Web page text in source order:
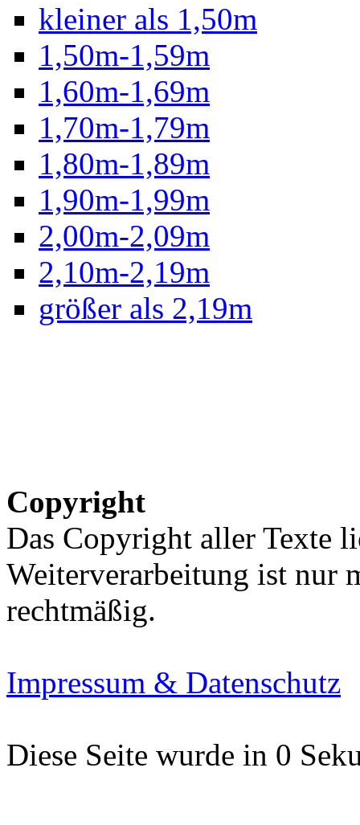
kleiner als 1,50m
1,50m-1,59m
1,60m-1,69m
1,70m-1,79m
1,80m-1,89m
1,90m-1,99m
2,00m-2,09m
2,10m-2,19m
größer als 2,19m
Copyright
Das Copyright aller Texte
Weiterverarbeitung ist nur
rechtmäßig.
Impressum & Datenschutz
Diese Seite wurde in 0